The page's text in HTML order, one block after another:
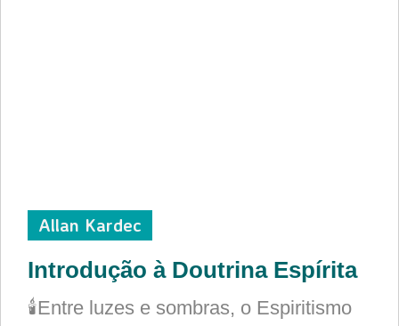
Allan Kardec
Introdução à Doutrina Espírita
🕯️Entre luzes e sombras, o Espiritismo